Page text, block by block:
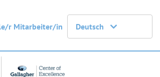
r Mitarbeiter/in Deutsch